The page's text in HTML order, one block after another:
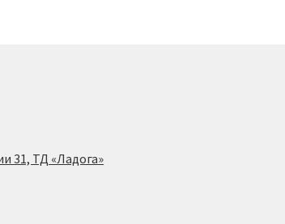
31, ТД «Ладога»